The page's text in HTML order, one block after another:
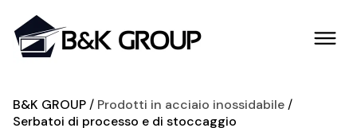
B&K GROUP
Prodotti in acciaio inossidabile
Serbatoi di processo e di stoccaggio